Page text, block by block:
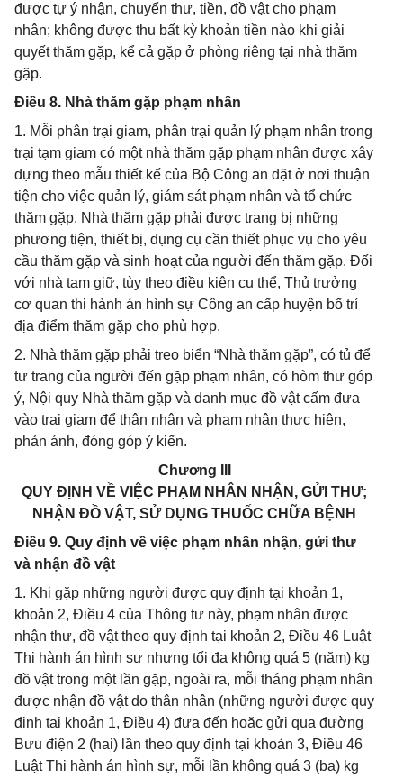
được tự ý nhận, chuyển thư, tiền, đồ vật cho phạm
nhân; không được thu bất kỳ khoản tiền nào khi giải
quyết thăm gặp, kể cả gặp ở phòng riêng tại nhà thăm
gặp.
Điều 8. Nhà thăm gặp phạm nhân
1. Mỗi phân trại giam, phân trại quản lý phạm nhân trong
trại tạm giam có một nhà thăm gặp phạm nhân được xây
dựng theo mẫu thiết kế của Bộ Công an đặt ở nơi thuận
tiện cho việc quản lý, giám sát phạm nhân và tổ chức
thăm gặp. Nhà thăm gặp phải được trang bị những
phương tiện, thiết bị, dụng cụ cần thiết phục vụ cho yêu
cầu thăm gặp và sinh hoạt của người đến thăm gặp. Đối
với nhà tạm giữ, tùy theo điều kiện cụ thể, Thủ trưởng
cơ quan thi hành án hình sự Công an cấp huyện bố trí
địa điểm thăm gặp cho phù hợp.
2. Nhà thăm gặp phải treo biển “Nhà thăm gặp”, có tủ để
tư trang của người đến gặp phạm nhân, có hòm thư góp
ý, Nội quy Nhà thăm gặp và danh mục đồ vật cấm đưa
vào trại giam để thân nhân và phạm nhân thực hiện,
phản ánh, đóng góp ý kiến.
Chương III
QUY ĐỊNH VỀ VIỆC PHẠM NHÂN NHẬN, GỬI THƯ;
NHẬN ĐỒ VẬT, SỬ DỤNG THUỐC CHỮA BỆNH
Điều 9. Quy định về việc phạm nhân nhận, gửi thư
và nhận đồ vật
1. Khi gặp những người được quy định tại khoản 1,
khoản 2, Điều 4 của Thông tư này, phạm nhân được
nhận thư, đồ vật theo quy định tại khoản 2, Điều 46 Luật
Thi hành án hình sự nhưng tối đa không quá 5 (năm) kg
đồ vật trong một lần gặp, ngoài ra, mỗi tháng phạm nhân
được nhận đồ vật do thân nhân (những người được quy
định tại khoản 1, Điều 4) đưa đến hoặc gửi qua đường
Bưu điện 2 (hai) lần theo quy định tại khoản 3, Điều 46
Luật Thi hành án hình sự, mỗi lần không quá 3 (ba) kg